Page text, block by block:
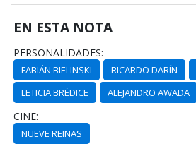
EN ESTA NOTA
PERSONALIDADES:
FABIÁN BIELINSKI RICARDO DARÍN
LETICIA BRÉDICE
ALEJANDRO AWADA
CINE:
NUEVE REINAS